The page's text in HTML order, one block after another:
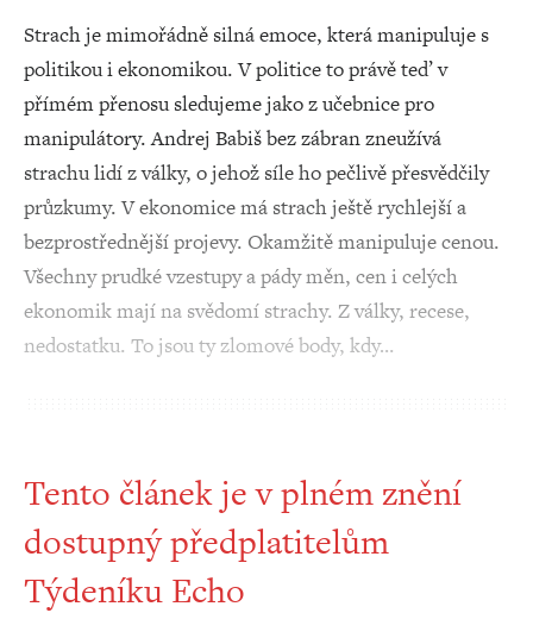
Strach je mimořádně silná emoce, která manipuluje s
politikou i ekonomikou. V politice to právě teď v
přímém přenosu sledujeme jako z učebnice pro
manipulátory. Andrej Babiš bez zábran zneužívá
strachu lidí z války, o jehož síle ho pečlivě přesvědčily
průzkumy. V ekonomice má strach ještě rychlejší a
bezprostřednější projevy. Okamžitě manipuluje cenou.
Všechny prudké vzestupy a pády měn, cen i celých
ekonomik mají na svědomí strachy. Z války, recese,
nedostatku. To jsou ty zlomové body, kdy…
Tento článek je v plném znění
dostupný předplatitelům
Týdeníku Echo